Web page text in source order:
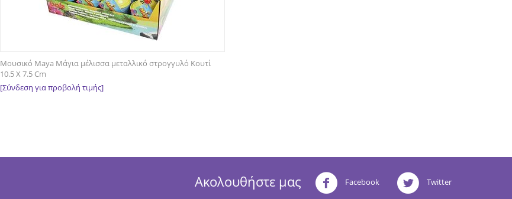
Μουσικό Maya Μάγια μέλισσα μεταλλικό στρογγυλό Κουτί
10.5 X 7.5 Cm
[Σύνδεση για προβολή τιμής]
Ακολουθήστε μας Facebook Twitter